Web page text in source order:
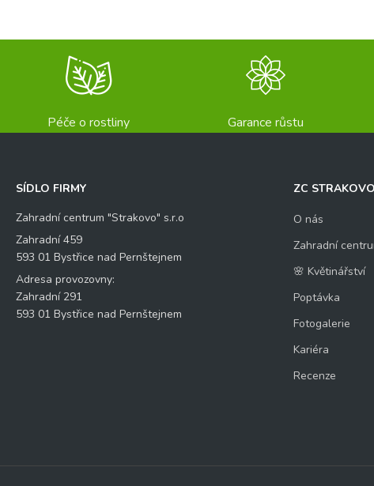
Péče o rostliny Garance růstu
SÍDLO FIRMY
Zahradní centrum "Strakovo" s.r.o
Zahradní 459
593 01 Bystřice nad Pernštejnem
Adresa provozovny:
Zahradní 291
593 01 Bystřice nad Pernštejnem
ZC STRAKOVO
O nás
Zahradní
🌸 Květinářství
Poptávka
Fotogalerie
Kariéra
Recenze